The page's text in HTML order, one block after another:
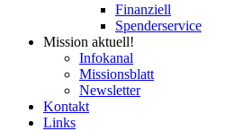
Finanziell
Spenderservice
Mission aktuell!
Infokanal
Missionsblatt
Newsletter
Kontakt
Links